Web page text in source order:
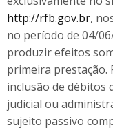
http://rfb.gov.br,
no período de 04/
produzir efeitos
primeira prestação.
inclusão de débitos
judicial ou
sujeito passivo